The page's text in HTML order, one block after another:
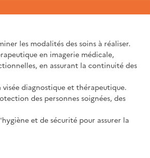
les modalités des soins à réaliser.
en imagerie médicale,
en assurant la continuité des
diagnostique et thérapeutique.
des personnes soignées, des
et de sécurité pour assurer la